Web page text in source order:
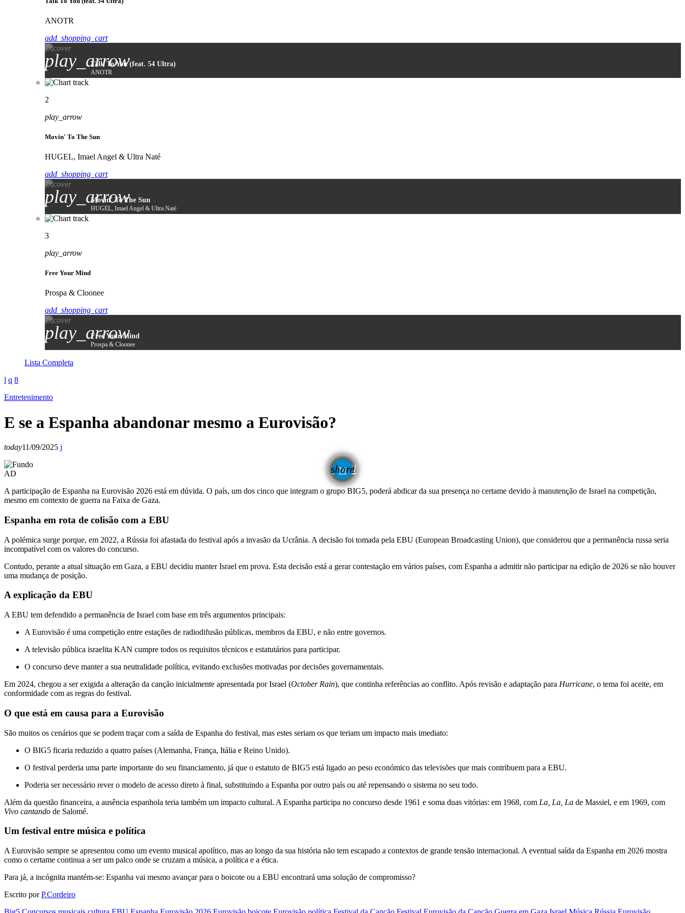
ANOTR
add_shopping_cart
play_arrowTalk To You (feat. 54 Ultra)
ANOTR
2
play_arrow
Movin' To The Sun
HUGEL, Imael Angel & Ultra Naté
add_shopping_cart
play_arrow
Movin' To The Sun
HUGEL, Imael Angel & Ultra Naté
3
play_arrow
Free Your Mind
Prospa & Cloonee
add_shopping_cart
play_arrow
Free Your Mind
Prospa & Cloonee
Lista Completa
Entretenimento
E se a Espanha abandonar mesmo a Eurovisão?
today11/09/2025
share
email
AD
A participação de Espanha na Eurovisão 2026 está em dúvida. O país, um dos cinco que integram o grupo BIG5, poderá abdicar da sua presença no certame devido à manutenção de Israel na competição,
mesmo em contexto de guerra na Faixa de Gaza.
Espanha em rota de colisão com a EBU
A polémica surge porque, em 2022, a Rússia foi afastada do festival após a invasão da Ucrânia. A decisão foi tomada pela EBU (European Broadcasting Union), que considerou que a permanência russa seria
incompatível com os valores do concurso.
Contudo, perante a atual situação em Gaza, a EBU decidiu manter Israel em prova. Esta decisão está a gerar contestação em vários países, com Espanha a admitir não participar na edição de 2026 se não houver
uma mudança de posição.
A explicação da EBU
A EBU tem defendido a permanência de Israel com base em três argumentos principais:
A Eurovisão é uma competição entre estações de radiodifusão públicas, membros da EBU, e não entre governos.
A televisão pública israelita KAN cumpre todos os requisitos técnicos e estatutários para participar.
O concurso deve manter a sua neutralidade política, evitando exclusões motivadas por decisões governamentais.
Em 2024, chegou a ser exigida a alteração da canção inicialmente apresentada por Israel (October Rain), que continha referências ao conflito. Após revisão e adaptação para Hurricane, o tema foi aceite, em
conformidade com as regras do festival.
O que está em causa para a Eurovisão
São muitos os cenários que se podem traçar com a saída de Espanha do festival, mas estes seriam os que teriam um impacto mais imediato:
O BIG5 ficaria reduzido a quatro países (Alemanha, França, Itália e Reino Unido).
O festival perderia uma parte importante do seu financiamento, já que o estatuto de BIG5 está ligado ao peso económico das televisões que mais contribuem para a EBU.
Poderia ser necessário rever o modelo de acesso direto à final, substituindo a Espanha por outro país ou até repensando o sistema no seu todo.
Além da questão financeira, a ausência espanhola teria também um impacto cultural. A Espanha participa no concurso desde 1961 e soma duas vitórias: em 1968, com La, La, La de Massiel, e em 1969, com
Vivo cantando de Salomé.
Um festival entre música e política
A Eurovisão sempre se apresentou como um evento musical apolítico, mas ao longo da sua história não tem escapado a contextos de grande tensão internacional. A eventual saída da Espanha em 2026 mostra
como o certame continua a ser um palco onde se cruzam a música, a política e a ética.
Para já, a incógnita mantém-se: Espanha vai mesmo avançar para o boicote ou a EBU encontrará uma solução de compromisso?
Escrito porP.Cordeiro